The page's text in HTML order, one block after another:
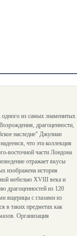
одного из самых знаменитых
драгоценности,
наследие" Джулиан
что эта коллекция
восточной части Лондона
отражает вкусы
изображена история
мебелью XVIII века и
драгоценностей из 120
ящерицы с глазами из
в таких предметах как
Организация